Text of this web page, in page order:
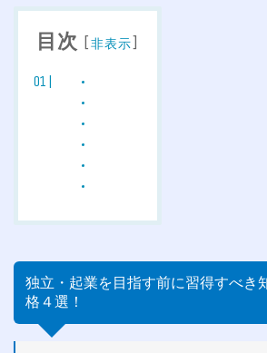
目次 [非表示]
独立・起業を目指す前に習得すべき
格４選！